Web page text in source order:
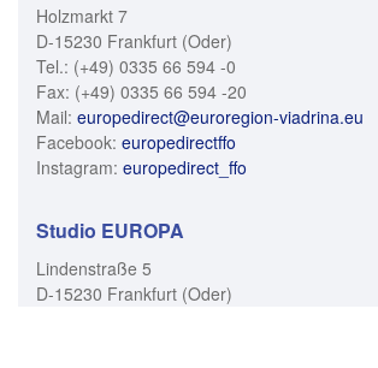
Holzmarkt 7
D-15230 Frankfurt (Oder)
Tel.: (+49) 0335 66 594 -0
Fax: (+49) 0335 66 594 -20
Mail: europedirect@euroregion-viadrina.eu
Facebook: europedirectffo
Instagram: europedirect_ffo
Studio EUROPA
Lindenstraße 5
D-15230 Frankfurt (Oder)